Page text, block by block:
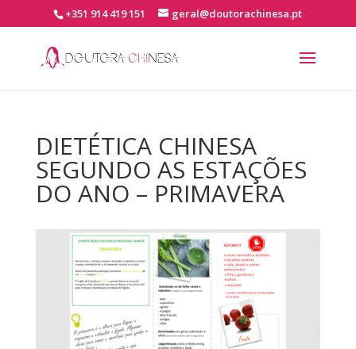
+351 914 419 151 geral@doutorachinesa.pt
DIETÉTICA CHINESA
SEGUNDO AS ESTAÇÕES
DO ANO – PRIMAVERA